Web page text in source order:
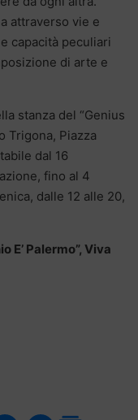
attraverso vie e
capacità peculiari
di arte e
stanza del “Genius
Trigona, Piazza
dal 16
fino al 4
dalle 12 alle 20,
E’ Palermo”, Viva